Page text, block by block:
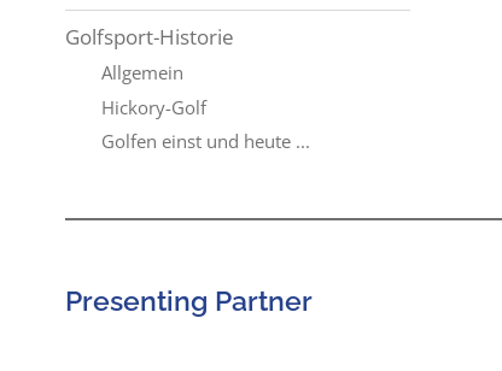
Golfsport-Historie
Allgemein
Hickory-Golf
Golfen einst und heute ...
Presenting Partner